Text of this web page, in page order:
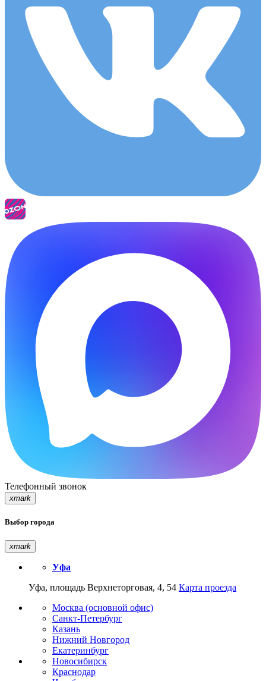
Телефонный звонок
xmark
Выбор города
xmark
Уфа
Уфа, площадь Верхнеторговая, 4, 54 Карта проезда
Москва (основной офис)
Санкт-Петербург
Казань
Нижний Новгород
Екатеринбург
Новосибирск
Краснодар